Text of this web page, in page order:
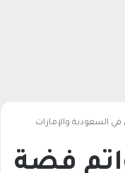
السعودية والإمارات
فضة